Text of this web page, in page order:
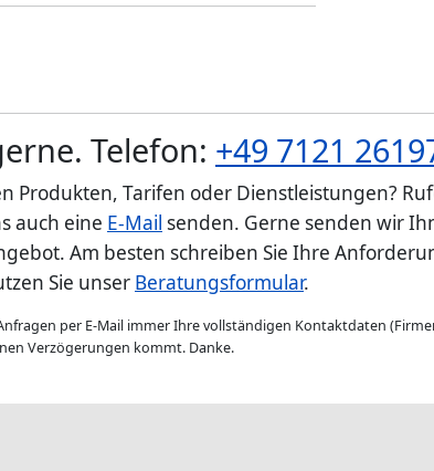
Telefon: +49 7121
Produkten, Tarifen oder Dienstleistungen?
auch eine E-Mail senden. Gerne senden wir
Am besten schreiben Sie Ihre
Sie unser Beratungsformular.
per E-Mail immer Ihre vollständigen Kontaktdaten
Verzögerungen kommt. Danke.